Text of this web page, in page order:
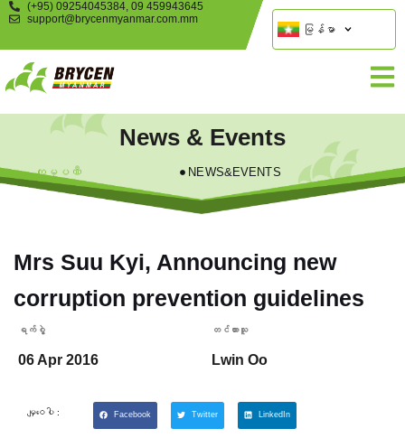
(+95) 09254045384, 09 459943645
support@brycenmyanmar.com.mm
မြန်မာ
News & Events
ကုမ္ပဏီ NEWS&EVENTS
Mrs Suu Kyi, Announcing new
corruption prevention guidelines
ရက်စွဲ့
06 Apr 2016
တင်ထားသူ
Lwin Oo
မျှဝေပါ : Facebook Twitter LinkedIn